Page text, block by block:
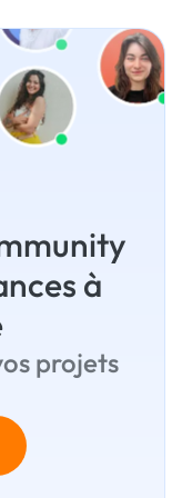
à
projets